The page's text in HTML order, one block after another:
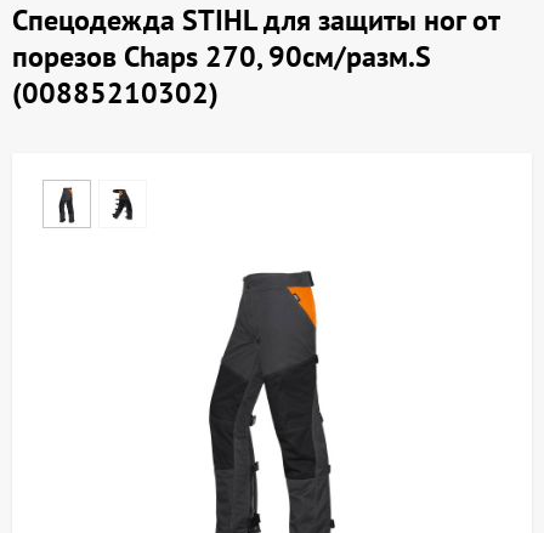
Спецодежда STIHL для защиты ног от
порезов Chaps 270, 90см/разм.S
(00885210302)